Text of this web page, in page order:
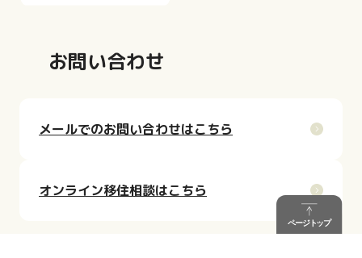
お問い合わせ
メールでのお問い合わせはこちら
オンライン移住相談はこちら